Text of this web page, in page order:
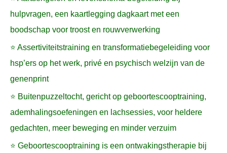
hulpvragen, een kaartlegging dagkaart met een
boodschap voor troost en rouwverwerking
⭐ Assertiviteitstraining en transformatiebegeleiding voor
hsp’ers op het werk, privé en psychisch welzijn van de
genenprint
⭐ Buitenpuzzeltocht, gericht op geboortescooptraining,
ademhalingsoefeningen en lachsessies, voor heldere
gedachten, meer beweging en minder verzuim
⭐ Geboortescooptraining is een ontwakingstherapie bij